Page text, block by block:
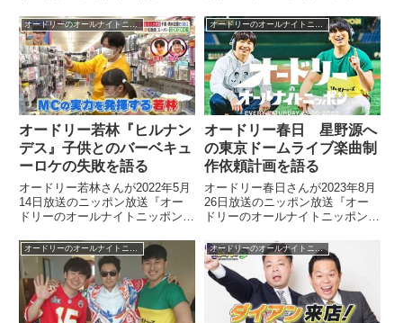
とは諦めたことについてトーク。
さらに前髪センター分けの髪型を
やめた理由についても話していま
した。
伊集院光さん、パンサー向井さん
と話した中年の危機トークを振り
返っていました。
オードリーのオールナイトニッポン
オードリー若林『ヒルナン
デス』子供とのバーベキュ
ーロケの失敗を語る
オードリー若林さんが2022年5月
14日放送のニッポン放送『オー
ドリーのオールナイトニッポン』
子供とのロケについてトーク。そ
こでしてしまった失敗について話
していました。
オードリーのオールナイトニッポン
オードリー春日 星野源へ
の東京ドームライブ楽曲制
作依頼計画を語る
オードリー春日さんが2023年8月
26日放送のニッポン放送『オー
ドリーのオールナイトニッポン』
オードリーのオールナイトニッポ
ン in 東京ドームの曲を作っても
らえるか、バカなふりをして聞い
てみるよう若林さんに言われて
「やりましょう！」と答えていま
した。
オードリーのオールナイトニッポン オードリーのオールナイトニッポン